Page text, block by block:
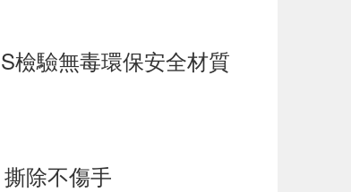
檢驗無毒環保安全材質
除不傷手